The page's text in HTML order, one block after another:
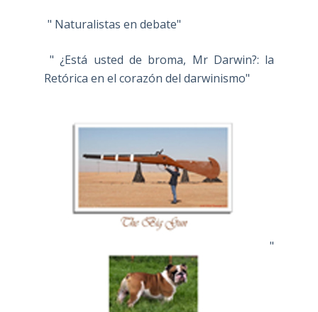
" Naturalistas en debate"
" ¿Está usted de broma, Mr Darwin?: la
Retórica en el corazón del darwinismo"
"